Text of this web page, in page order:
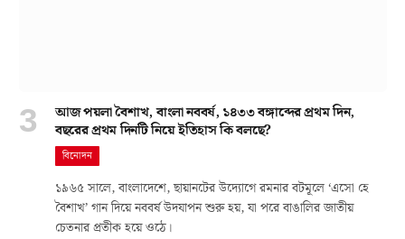
আজ পয়লা বৈশাখ, বাংলা নববর্ষ, ১৪৩৩ বঙ্গাব্দের প্রথম দিন,
বছরের প্রথম দিনটি নিয়ে ইতিহাস কি বলছে?
বিনোদন
১৯৬৫ সালে, বাংলাদেশে, ছায়ানটের উদ্যোগে রমনার বটমূলে ‘এসো হে
বৈশাখ’ গান দিয়ে নববর্ষ উদযাপন শুরু হয়, যা পরে বাঙালির জাতীয়
চেতনার প্রতীক হয়ে ওঠে।